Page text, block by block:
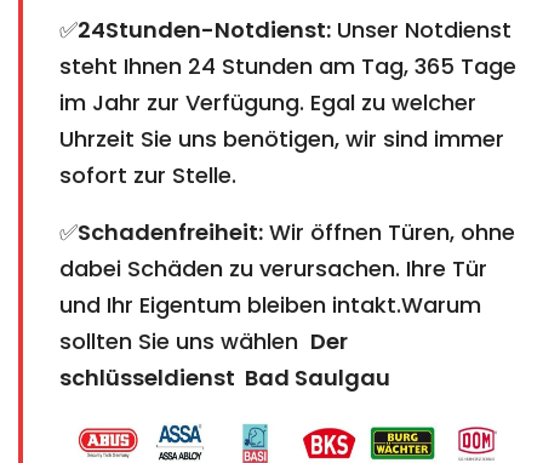
✅24Stunden-Notdienst: Unser Notdienst
steht Ihnen 24 Stunden am Tag, 365 Tage
im Jahr zur Verfügung. Egal zu welcher
Uhrzeit Sie uns benötigen, wir sind immer
sofort zur Stelle.
✅Schadenfreiheit: Wir öffnen Türen, ohne
dabei Schäden zu verursachen. Ihre Tür
und Ihr Eigentum bleiben intakt.Warum
sollten Sie uns wählen Der
schlüsseldienst Bad Saulgau​​​​​​​